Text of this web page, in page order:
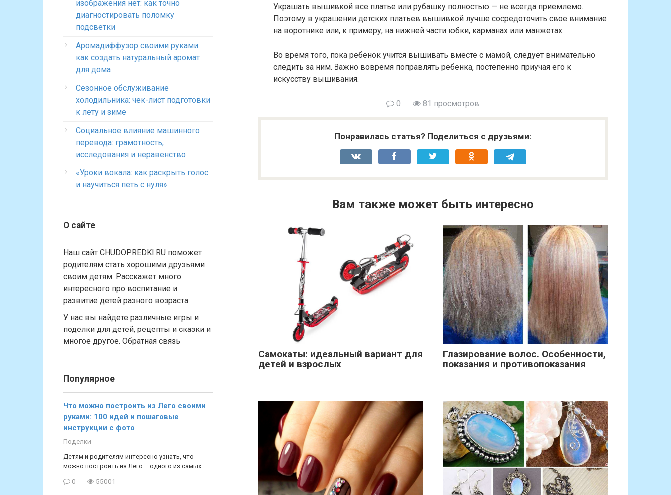
Украшать вышивкой все платье или рубашку полностью — не всегда приемлемо.
Поэтому в украшении детских платьев вышивкой лучше сосредоточить свое внимание
на воротнике или, к примеру, на нижней части юбки, карманах или манжетах.
Во время того, пока ребенок учится вышивать вместе с мамой, следует внимательно
следить за ним. Важно вовремя поправлять ребенка, постепенно приучая его к
искусству вышивания.
0 81 просмотров
Понравилась статья? Поделиться с друзьями:
Вам также может быть интересно
Самокаты: идеальный вариант для
детей и взрослых
Глазирование волос. Особенности,
показания и противопоказания
изображения нет: как точно
диагностировать поломку
подсветки
Аромадиффузор своими руками:
как создать натуральный аромат
для дома
Сезонное обслуживание
холодильника: чек-лист подготовки
к лету и зиме
Социальное влияние машинного
перевода: грамотность,
исследования и неравенство
«Уроки вокала: как раскрыть голос
и научиться петь с нуля»
О сайте
Наш сайт CHUDOPREDKI.RU поможет
родителям стать хорошими друзьями
своим детям. Расскажет много
интересного про воспитание и
развитие детей разного возраста
У нас вы найдете различные игры и
поделки для детей, рецепты и сказки и
многое другое. Обратная связь
Популярное
Что можно построить из Лего своими
руками: 100 идей и пошаговые
инструкции с фото
Поделки
Детям и родителям интересно узнать, что
можно построить из Лего – одного из самых
0 55001